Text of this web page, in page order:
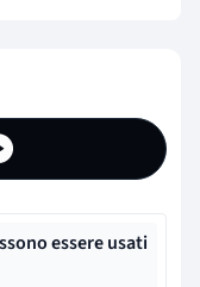
essere usati